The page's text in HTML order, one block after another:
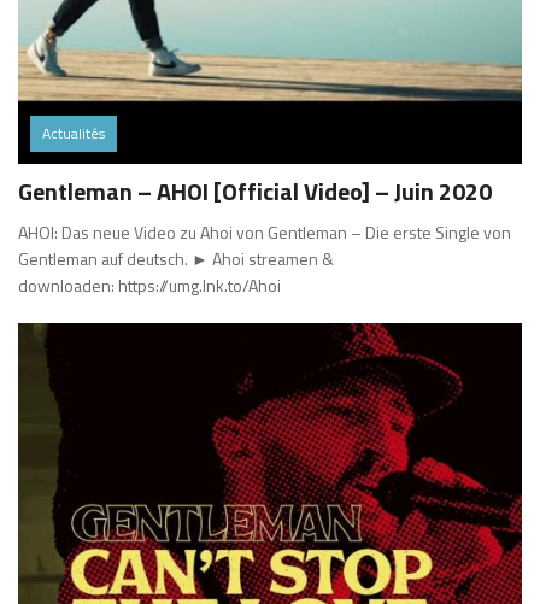
Actualités
Gentleman – AHOI [Official Video] – Juin 2020
AHOI: Das neue Video zu Ahoi von Gentleman – Die erste Single von
Gentleman auf deutsch. ► Ahoi streamen &
downloaden: https://umg.lnk.to/Ahoi